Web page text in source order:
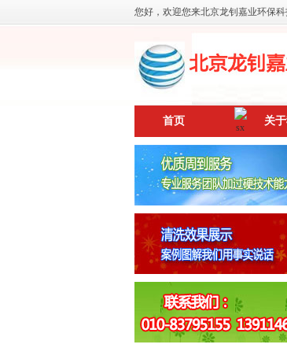
您好，欢迎您来北京龙钊嘉业环保科
首页 关